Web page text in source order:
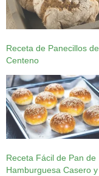
Receta de Panecillos de
Centeno
Receta Fácil de Pan de
Hamburguesa Casero y